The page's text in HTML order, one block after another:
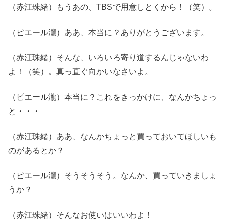
（赤江珠緒）もうあの、TBSで用意しとくから！（笑）。
（ピエール瀧）ああ、本当に？ありがとうございます。
（赤江珠緒）そんな、いろいろ寄り道するんじゃないわ
よ！（笑）。真っ直ぐ向かいなさいよ。
（ピエール瀧）本当に？これをきっかけに、なんかちょっ
と・・・
（赤江珠緒）ああ、なんかちょっと買っておいてほしいも
のがあるとか？
（ピエール瀧）そうそうそう。なんか、買っていきましょ
うか？
（赤江珠緒）そんなお使いはいいわよ！